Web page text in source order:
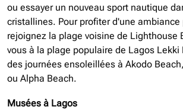
ou essayer un nouveau sport nautique
cristallines. Pour profiter d'une ambiance
rejoignez la plage voisine de Lighthouse
vous à la plage populaire de Lagos Lekki
des journées ensoleillées à Akodo
ou Alpha Beach.
Musées à Lagos